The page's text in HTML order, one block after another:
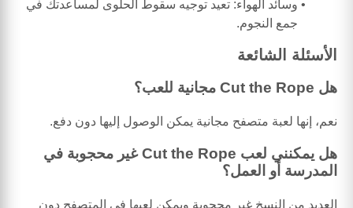
وسائد الهواء: تعيد توجيه سقوط الحلوى لمساعدتك في
جمع النجوم.
الأسئلة الشائعة
هل Cut the Rope مجانية للعب؟
نعم، إنها لعبة متصفح مجانية يمكن الوصول إليها دون دفع.
هل يمكنني لعب Cut the Rope غير محجوبة في
المدرسة أو العمل؟
العديد من النسخ غير محجوبة ويمكن لعبها في المتصفح دون